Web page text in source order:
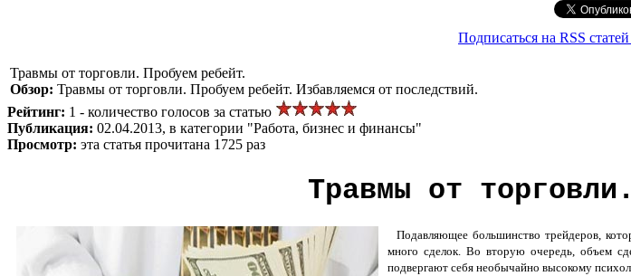
Подписаться на RSS
Травмы от торговли. Пробуем ребейт.
Обзор: Травмы от торговли. Пробуем ребейт. Избавляемся от последствий.
Рейтинг: 1 - количество голосов за статью
Публикация: 02.04.2013, в категории "Работа, бизнес и финансы"
Просмотр: эта статья прочитана 1725 раз
Травмы от
Подавляющее большинство трейдеров,
много сделок. Во вторую очередь, объем
подвергают себя необычайно высокому